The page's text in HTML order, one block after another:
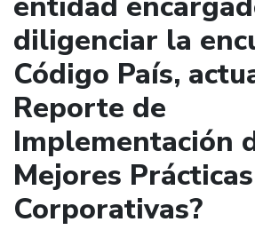
diligenciar la
Código País,
Reporte de
Implementación
Mejores Prácticas
Corporativas?